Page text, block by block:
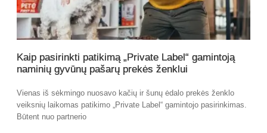
Kaip pasirinkti patikimą „Private Label“ gamintoją
naminių gyvūnų pašarų prekės ženklui
Vienas iš sėkmingo nuosavo kačių ir šunų ėdalo prekės ženklo
veiksnių laikomas patikimo „Private Label“ gamintojo pasirinkimas.
Būtent nuo partnerio